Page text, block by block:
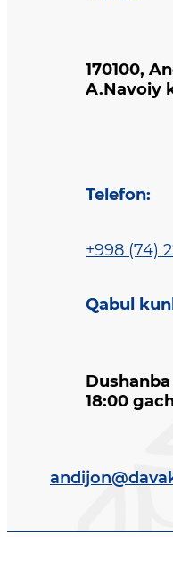
170100,
A.Navoiy
Telefon:
+998 (74)
Qabul
18:00